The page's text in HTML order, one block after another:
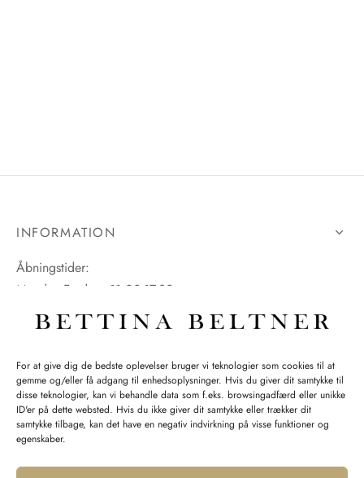
For at give dig de bedste oplevelser bruger vi teknologier som cookies til at
gemme og/eller få adgang til enhedsoplysninger. Hvis du giver dit samtykke til
disse teknologier, kan vi behandle data som f.eks. browsingadfærd eller unikke
ID'er på dette websted. Hvis du ikke giver dit samtykke eller trækker dit
samtykke tilbage, kan det have en negativ indvirkning på visse funktioner og
egenskaber.
INFORMATION
Åbningstider:
Mandag-Fredag: 11.00-17.30
Lørdag: 11.00-15.00
SPØRGSMÅL WEBORDRE
BUTIK BETTINA BELTNER